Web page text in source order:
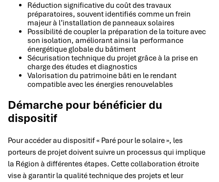
Réduction significative du coût des travaux
préparatoires, souvent identifiés comme un frein
majeur à l’installation de panneaux solaires
Possibilité de coupler la préparation de la toiture avec
son isolation, améliorant ainsi la performance
énergétique globale du bâtiment
Sécurisation technique du projet grâce à la prise en
charge des études et diagnostics
Valorisation du patrimoine bâti en le rendant
compatible avec les énergies renouvelables
Démarche pour bénéficier du
dispositif
Pour accéder au dispositif « Paré pour le solaire », les
porteurs de projet doivent suivre un processus qui implique
la Région à différentes étapes. Cette collaboration étroite
vise à garantir la qualité technique des projets et leur